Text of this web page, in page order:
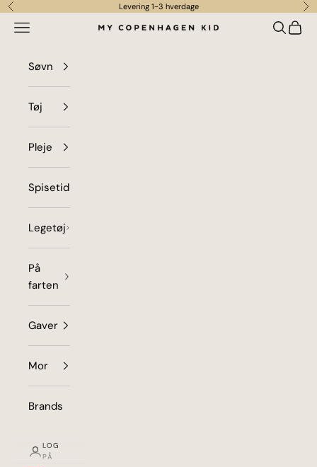
Spring til indhold
Forrige Levering 1-3 hverdage
my copenhagen kid
Menu Søg
Søvn
Tøj
Pleje
Spisetid
Legetøj
På
farten
Gaver
Mor
Brands
LOG
PÅ